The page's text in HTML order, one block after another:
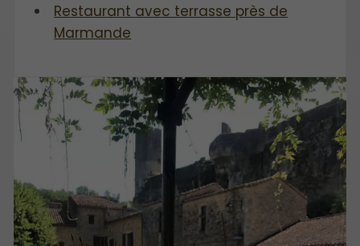
Restaurant avec terrasse près de
Marmande